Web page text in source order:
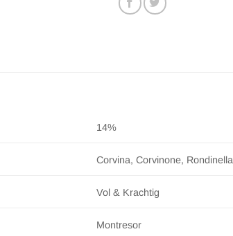
14%
Corvina, Corvinone, Rondinella
Vol & Krachtig
Montresor